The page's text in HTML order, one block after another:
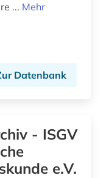
... Mehr
Datenbank
- ISGV
e.V.